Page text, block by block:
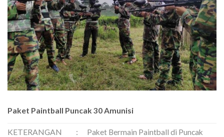
Paket Paintball Puncak 30 Amunisi
KETERANGAN :
Paket Bermain Paintball di Puncak